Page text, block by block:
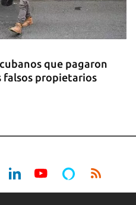
que pagaron
falsos propietarios